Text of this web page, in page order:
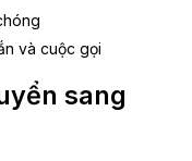
và cuộc gọi
sang